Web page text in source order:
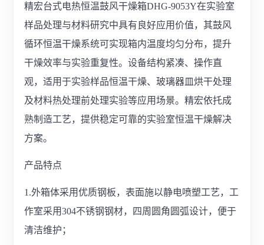
精宏台式电热恒温鼓风干燥箱DHG-9053Y在实验室
样品处理与材料研究中具有良好应用价值，其鼓风
循环恒温干燥系统可实现箱内温度均匀分布，提升
干燥效率与实验重复性。设备结构紧凑、操作直
观，适用于实验样品恒温干燥、玻璃器皿烘干处理
及材料热处理前处理实验等应用场景。精宏依托成
熟制造工艺，提供稳定可靠的实验室恒温干燥解决
方案。
产品特点
1.外箱体采用优质钢板，表面施以静电喷塑工艺，工
作室采用304不锈钢钢材，四周圆角圆弧设计，便于
清洁维护；